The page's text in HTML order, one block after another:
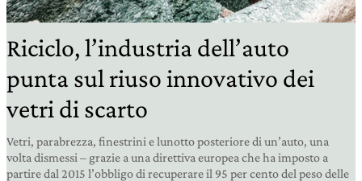
Riciclo, l’industria dell’auto
punta sul riuso innovativo dei
vetri di scarto
Vetri, parabrezza, finestrini e lunotto posteriore di un’auto, una
volta dismessi – grazie a una direttiva europea che ha imposto a
partire dal 2015 l’obbligo di recuperare il 95 per cento del peso delle